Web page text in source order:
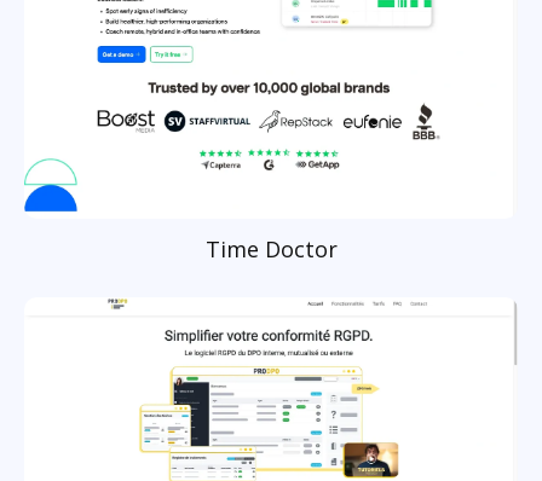
Time Doctor